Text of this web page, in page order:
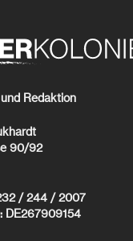
Redaktion
90/92
/ 244 / 2007
DE267909154